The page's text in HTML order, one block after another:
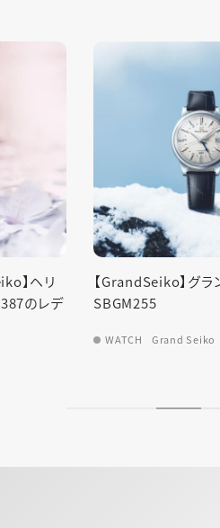
セイコー
【Grand Seiko】
ョン SBGX357
WATCH Grand